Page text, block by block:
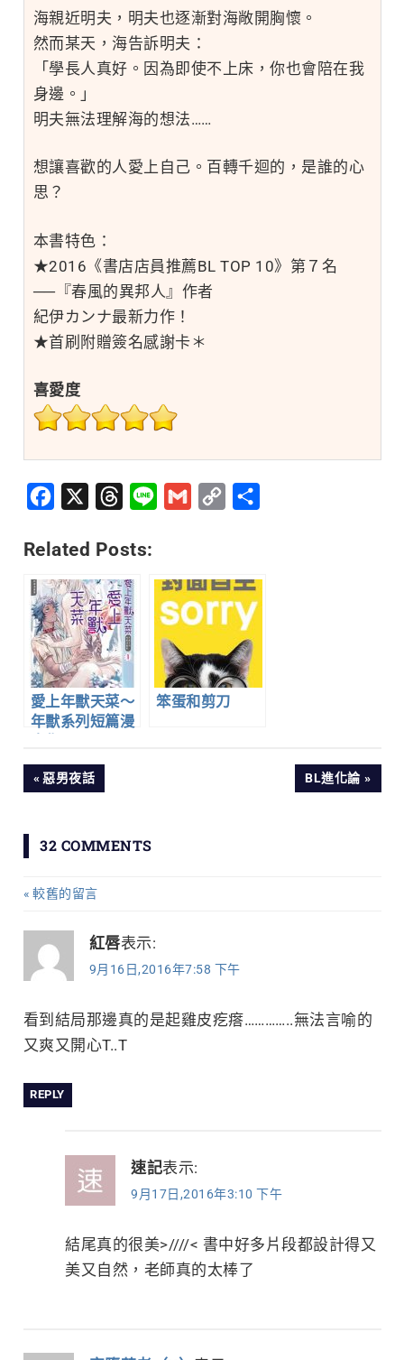
海親近明夫，明夫也逐漸對海敞開胸懷。
然而某天，海告訴明夫：
「學長人真好。因為即使不上床，你也會陪在我
身邊。」
明夫無法理解海的想法……
想讓喜歡的人愛上自己。百轉千迴的，是誰的心
思？
本書特色：
★2016《書店店員推薦BL TOP 10》第７名
──『春風的異邦人』作者
紀伊カンナ最新力作！
★首刷附贈簽名感謝卡＊
喜愛度
Facebook Threads
Line Gmail
Copy
Related Posts:
愛上年獸天菜～
年獸系列短篇漫
笨蛋和剪刀
文
導
覽
PREVIOUS
惡男夜話
NEXT
BL進化論
32 COMMENTS
留
言
導
覽
較舊的留言
紅唇表示:
9月16日,2016年7:58 下午
看到結局那邊真的是起雞皮疙瘩…………..無法言喻的
又爽又開心T..T
REPLY
速記表示:
9月17日,2016年3:10 下午
結尾真的很美>////< 書中好多片段都設計得又
美又自然，老師真的太棒了